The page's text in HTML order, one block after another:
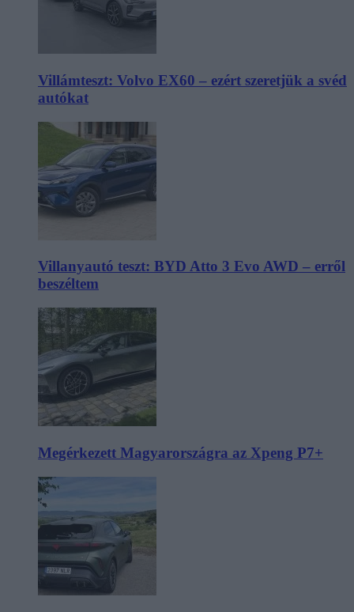
Villámteszt: Volvo EX60 – ezért szeretjük a svéd
autókat
Villanyautó teszt: BYD Atto 3 Evo AWD – erről
beszéltem
Megérkezett Magyarországra az Xpeng P7+